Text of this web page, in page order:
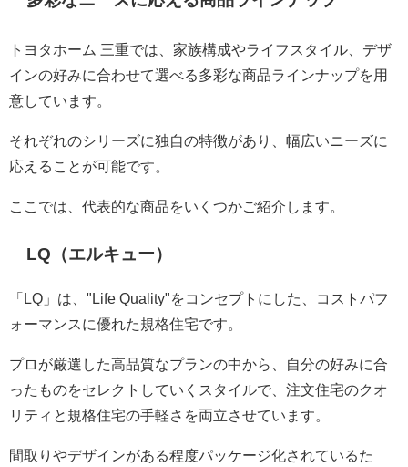
トヨタホーム 三重では、家族構成やライフスタイル、デザ
インの好みに合わせて選べる多彩な商品ラインナップを用
意しています。
それぞれのシリーズに独自の特徴があり、幅広いニーズに
応えることが可能です。
ここでは、代表的な商品をいくつかご紹介します。
LQ（エルキュー）
「LQ」は、"Life Quality"をコンセプトにした、コストパフ
ォーマンスに優れた規格住宅です。
プロが厳選した高品質なプランの中から、自分の好みに合
ったものをセレクトしていくスタイルで、注文住宅のクオ
リティと規格住宅の手軽さを両立させています。
間取りやデザインがある程度パッケージ化されているた